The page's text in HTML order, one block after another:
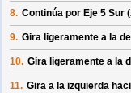
8. Continúa por Eje 5 Sur
9. Gira ligeramente a la
10. Gira ligeramente a la
11. Gira a la izquierda